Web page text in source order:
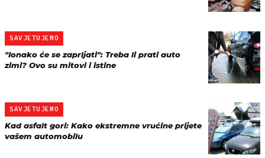
SAVJETUJEMO
"Ionako će se zaprljati": Treba li prati auto
zimi? Ovo su mitovi i istine
SAVJETUJEMO
Kad asfalt gori: Kako ekstremne vrućine prijete
vašem automobilu